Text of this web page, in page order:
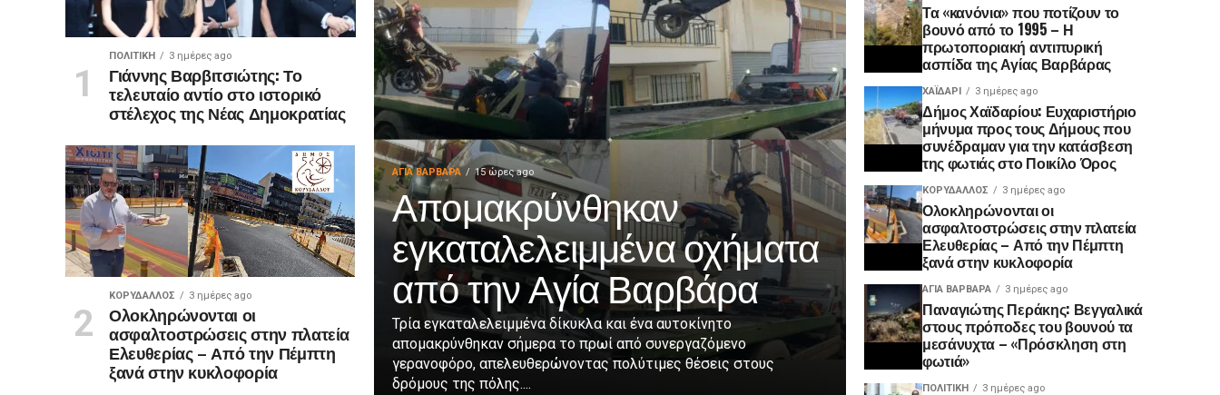
ΑΓΙΑ ΒΑΡΒΑΡΑ 15 ώρες ago
Απομακρύνθηκαν
εγκαταλελειμμένα οχήματα
από την Αγία Βαρβάρα
Τρία εγκαταλελειμμένα δίκυκλα και ένα αυτοκίνητο
απομακρύνθηκαν σήμερα το πρωί από συνεργαζόμενο
γερανοφόρο, απελευθερώνοντας πολύτιμες θέσεις στους
δρόμους της πόλης....
ΠΟΛΙΤΙΚΉ 3 ημέρες ago
Γιάννης Βαρβιτσιώτης: Το
τελευταίο αντίο στο ιστορικό
στέλεχος της Νέας Δημοκρατίας
ΚΟΡΥΔΑΛΛΟΣ 3 ημέρες ago
Ολοκληρώνονται οι
ασφαλτοστρώσεις στην πλατεία
Ελευθερίας – Από την Πέμπτη
ξανά στην κυκλοφορία
Τα «κανόνια» που ποτίζουν το
βουνό από το 1995 – Η
πρωτοποριακή αντιπυρική
ασπίδα της Αγίας Βαρβάρας
ΧΑΪΔΑΡΙ 3 ημέρες ago
Δήμος Χαϊδαρίου: Ευχαριστήριο
μήνυμα προς τους Δήμους που
συνέδραμαν για την κατάσβεση
της φωτιάς στο Ποικίλο Όρος
ΚΟΡΥΔΑΛΛΟΣ 3 ημέρες ago
Ολοκληρώνονται οι
ασφαλτοστρώσεις στην πλατεία
Ελευθερίας – Από την Πέμπτη
ξανά στην κυκλοφορία
ΑΓΙΑ ΒΑΡΒΑΡΑ 3 ημέρες ago
Παναγιώτης Περάκης: Βεγγαλικά
στους πρόποδες του βουνού τα
μεσάνυχτα – «Πρόσκληση στη
φωτιά»
ΠΟΛΙΤΙΚΉ 3 ημέρες ago